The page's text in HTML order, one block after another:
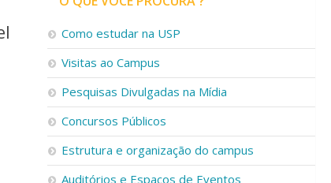
Como estudar na USP
Visitas ao Campus
Pesquisas Divulgadas na Mídia
Concursos Públicos
Estrutura e organização do campus
Auditórios e Espaços de Eventos